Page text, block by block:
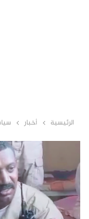
الرئيسية أخبار